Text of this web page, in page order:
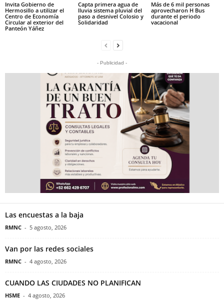
Invita Gobierno de
Hermosillo a utilizar el
Centro de Economía
Circular al exterior del
Panteón Yáñez
Capta primera agua de
lluvia sistema pluvial del
paso a desnivel Colosio y
Solidaridad
Más de 6 mil personas
aprovecharon H Bus
durante el periodo
vacacional
- Publicidad -
Las encuestas a la baja
RMNC - 5 agosto, 2026
Van por las redes sociales
RMNC - 4 agosto, 2026
CUANDO LAS CIUDADES NO PLANIFICAN
HSME - 4 agosto, 2026